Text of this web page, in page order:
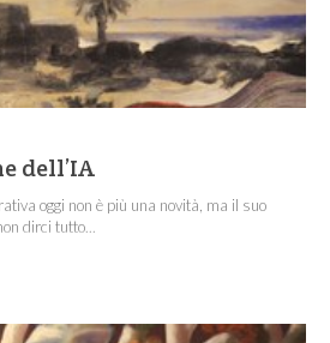
dell’IA
oggi non è più una novità, ma il suo
dirci tutto...